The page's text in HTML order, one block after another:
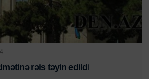
rəis təyin edildi